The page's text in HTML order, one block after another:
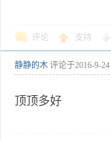
评论 支持
静静的木 评论于2016-9-24
顶顶多好